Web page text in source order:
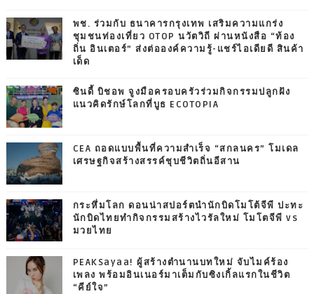
พช. ร่วมกับ ธนาคารกรุงเทพ เสริมความแกร่ง
ชุมชนท่องเที่ยว OTOP นวัตวิถี ผ่านหนังสือ “ท้อง
ถิ่น อินเตอร์” ส่งต่อองค์ความรู้-แชร์ไอเดียดี สินค้า
เด็ด
ซินดี้ บิชอพ จูงมือครอบครัวร่วมกิจกรรมปลูกฝัง
แนวคิดรักษ์โลกที่บูธ ECOTOPIA
CEA ถอดแบบพื้นที่ความสำเร็จ “สกลนคร” โมเดล
เศรษฐกิจสร้างสรรค์ชุบชีวิตถิ่นอีสาน
กระหึ่มโลก ดอนน่าสปอร์ตนำนักบิดโมโต้จีพี ปะทะ
นักบิดไทยทำกิจกรรมสร้างไวรัลใหม่ โมโตจีพี vs
มวยไทย
PEAKSayaa! ผู้สร้างตำนานบทใหม่ จับไมค์ร้อง
เพลง พร้อมอินเนอร์มาเต็มกับซิงเกิ้ลแรกในชีวิต
“คีย์ใจ”